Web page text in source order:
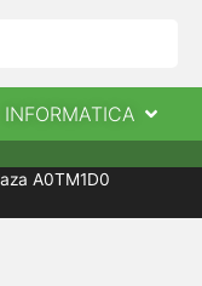
CONTACTO
INFORMATICA Abrir
A0TM1D0